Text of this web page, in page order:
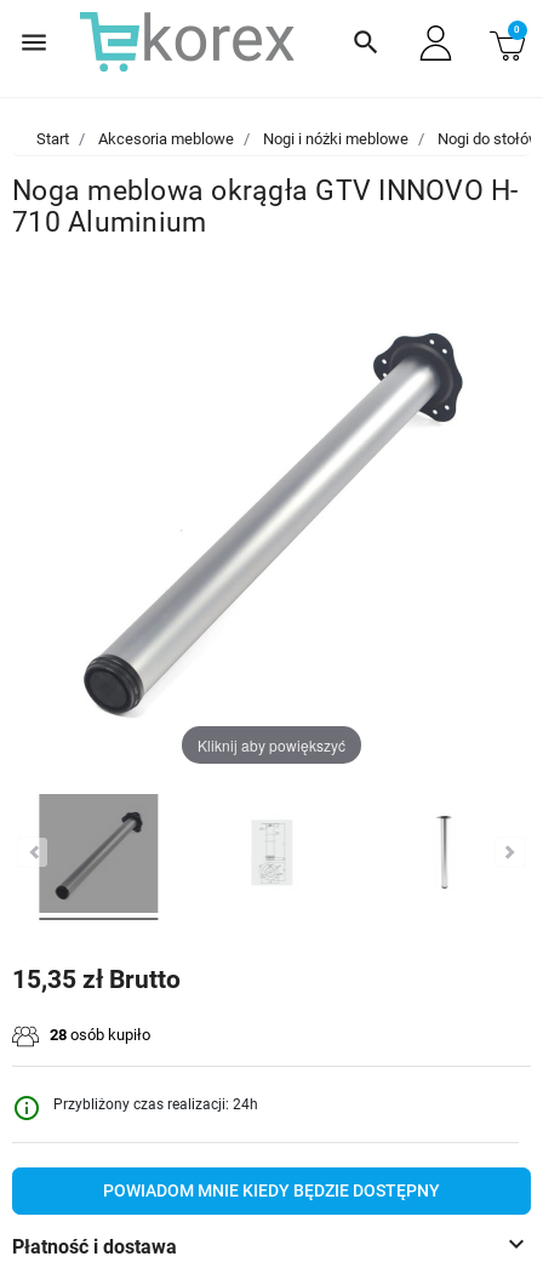
menu search 0
Start Akcesoria meblowe Nogi i nóżki meblowe Nogi do stołów
Noga meblowa okrągła GTV INNOVO H-
710 Aluminium
Kliknij aby powiększyć
15,35 zł Brutto
28 osób kupiło
info_outline Przybliżony czas realizacji: 24h
POWIADOM MNIE KIEDY BĘDZIE DOSTĘPNY
keyboard_arrow_down
Płatność i dostawa